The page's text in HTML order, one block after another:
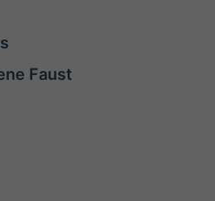
Faust